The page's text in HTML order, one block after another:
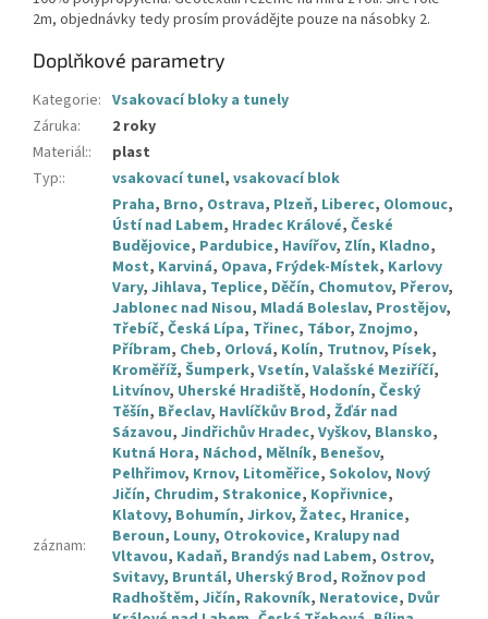
2m, objednávky tedy prosím provádějte pouze na násobky 2.
Doplňkové parametry
Kategorie: Vsakovací bloky a tunely
Záruka:
2 roky
Materiál::
plast
Typ:: vsakovací tunel, vsakovací blok
záznam:
Praha, Brno, Ostrava, Plzeň, Liberec, Olomouc,
Ústí nad Labem, Hradec Králové, České
Budějovice, Pardubice, Havířov, Zlín, Kladno,
Most, Karviná, Opava, Frýdek-Místek, Karlovy
Vary, Jihlava, Teplice, Děčín, Chomutov, Přerov,
Jablonec nad Nisou, Mladá Boleslav, Prostějov,
Třebíč, Česká Lípa, Třinec, Tábor, Znojmo,
Příbram, Cheb, Orlová, Kolín, Trutnov, Písek,
Kroměříž, Šumperk, Vsetín, Valašské Meziříčí,
Litvínov, Uherské Hradiště, Hodonín, Český
Těšín, Břeclav, Havlíčkův Brod, Žďár nad
Sázavou, Jindřichův Hradec, Vyškov, Blansko,
Kutná Hora, Náchod, Mělník, Benešov,
Pelhřimov, Krnov, Litoměřice, Sokolov, Nový
Jičín, Chrudim, Strakonice, Kopřivnice,
Klatovy, Bohumín, Jirkov, Žatec, Hranice,
Beroun, Louny, Otrokovice, Kralupy nad
Vltavou, Kadaň, Brandýs nad Labem, Ostrov,
Svitavy, Bruntál, Uherský Brod, Rožnov pod
Radhoštěm, Jičín, Rakovník, Neratovice, Dvůr